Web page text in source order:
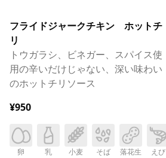
フライドジャークチキン ホットチ
リ
トウガラシ、ビネガー、スパイス使
用の辛いだけじゃない、深い味わい
のホットチリソース
¥950
卵 乳 小麦 そば 落花生 えび